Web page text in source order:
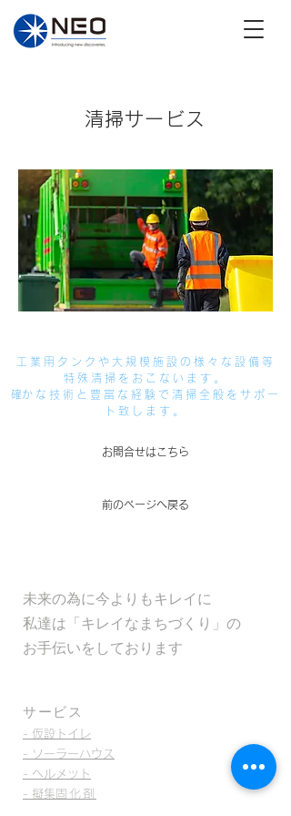
清掃サービス
工業用タンクや大規模施設の様々な設備等
特殊清掃をおこないます。
​確かな技術と豊富な経験で清掃全般をサポー
ト致します。
お問合せはこちら
前のページへ戻る
​未来の為に今よりもキレイに
​私達は「キレイなまちづくり」の
​お手伝いをしております
サービス
- 仮設トイレ
- ソーラーハウス
- ヘルメット
- 擬集 固化剤